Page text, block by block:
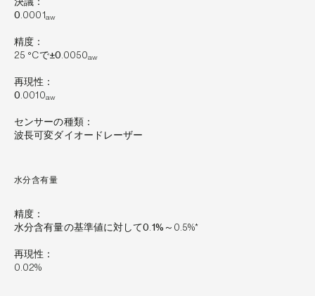
0.0001aw
精度：
25 °Cで±0.0050aw
再現性：
0.0010aw
センサーの種類：
波長可変ダイオードレーザー
水分含有量
精度：
水分含有量の基準値に対して0.1% ～0.5%*
再現性：
0.02%